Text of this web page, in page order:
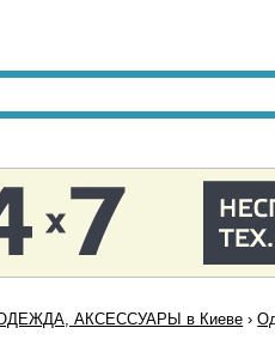
АКСЕССУАРЫ в Киеве ›